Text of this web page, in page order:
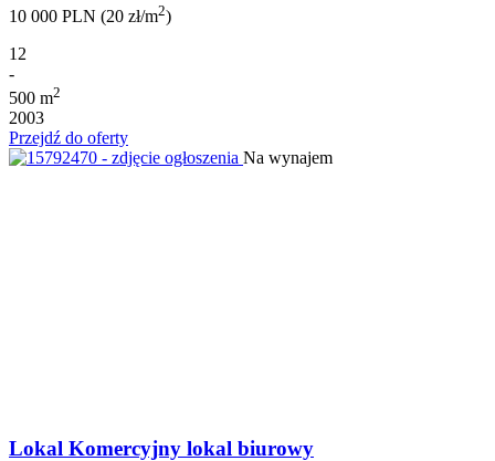
10 000 PLN (20 zł/m2)
12
-
500 m2
2003
Przejdź do oferty
Na wynajem
Lokal Komercyjny lokal biurowy